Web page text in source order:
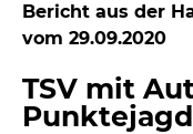
Bericht aus der
vom 29.09.2020
TSV mit
Punktejagd